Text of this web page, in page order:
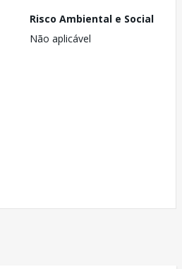
Risco Ambiental e Social
Não aplicável